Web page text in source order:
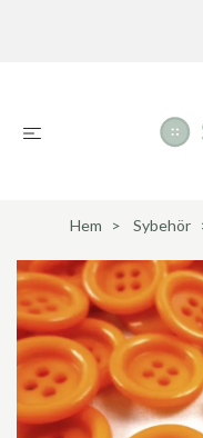
Hem Sybehör